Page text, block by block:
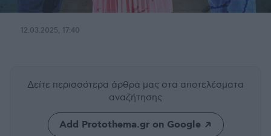
12.03.2025, 17:40
Δείτε περισσότερα άρθρα μας στα αποτελέσματα
αναζήτησης
Add Protothema.gr on Google